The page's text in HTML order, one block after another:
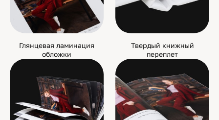
Глянцевая ламинация
обложки
Твердый книжный
переплет